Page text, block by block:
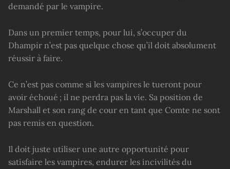
demandé par le vampire.
Dans un premier temps, pour lui, s’occuper du
Dhampir n’est pas quelque chose qu’il doit absolument
réussir à faire.
Ce n’est pas comme si les vampires le tueront pour
avoir échoué ; il ne perdra pas la vie. Sa position de
Marshall et son rang de cour en tant que Comte ne sont
pas remis en question.
Il doit juste utiliser une autre opportunité pour
satisfaire les vampires, endurer les incivilités du